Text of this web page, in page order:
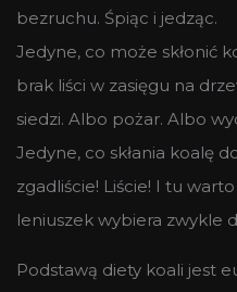
bezruchu. Śpiąc i jedząc.
Jedyne, co może skłonić
brak liści w zasięgu na
siedzi. Albo pożar. Albo
Jedyne, co skłania koalę
zgadliście! Liście! I tu
leniuszek wybiera zwykle
Podstawą diety koali jest